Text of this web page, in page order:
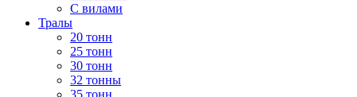
С вилами
Тралы
20 тонн
25 тонн
30 тонн
32 тонны
35 тонн